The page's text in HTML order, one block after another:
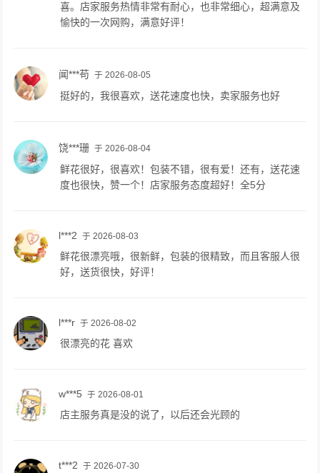
喜。店家服务热情非常有耐心，也非常细心，超满意及
愉快的一次网购，满意好评！
闻***苟 于 2026-08-05
挺好的，我很喜欢，送花速度也快，卖家服务也好
饶***珊 于 2026-08-04
鲜花很好，很喜欢！包装不错，很有爱！还有，送花速
度也很快，赞一个！店家服务态度超好！全5分
l***2 于 2026-08-03
鲜花很漂亮哦，很新鲜，包装的很精致，而且客服人很
好，送货很快，好评！
l***r 于 2026-08-02
很漂亮的花 喜欢
w***5 于 2026-08-01
店主服务真是没的说了，以后还会光顾的
t***2 于 2026-07-30